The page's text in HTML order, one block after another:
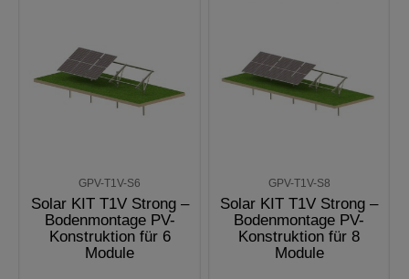
GPV-T1V-S6
Solar KIT T1V Strong –
Bodenmontage PV-
Konstruktion für 6
Module
GPV-T1V-S8
Solar KIT T1V Strong –
Bodenmontage PV-
Konstruktion für 8
Module